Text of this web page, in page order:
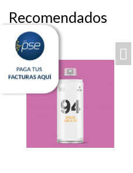
Recomendados